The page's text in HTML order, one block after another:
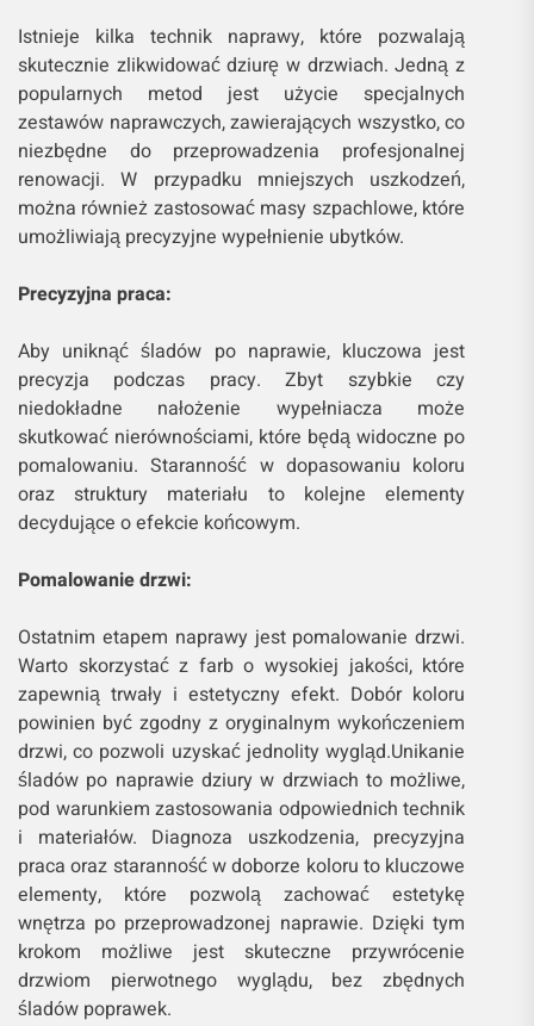
Istnieje kilka technik naprawy, które pozwalają
skutecznie zlikwidować dziurę w drzwiach. Jedną z
popularnych metod jest użycie specjalnych
zestawów naprawczych, zawierających wszystko, co
niezbędne do przeprowadzenia profesjonalnej
renowacji. W przypadku mniejszych uszkodzeń,
można również zastosować masy szpachlowe, które
umożliwiają precyzyjne wypełnienie ubytków.
Precyzyjna praca:
Aby uniknąć śladów po naprawie, kluczowa jest
precyzja podczas pracy. Zbyt szybkie czy
niedokładne nałożenie wypełniacza może
skutkować nierównościami, które będą widoczne po
pomalowaniu. Staranność w dopasowaniu koloru
oraz struktury materiału to kolejne elementy
decydujące o efekcie końcowym.
Pomalowanie drzwi:
Ostatnim etapem naprawy jest pomalowanie drzwi.
Warto skorzystać z farb o wysokiej jakości, które
zapewnią trwały i estetyczny efekt. Dobór koloru
powinien być zgodny z oryginalnym wykończeniem
drzwi, co pozwoli uzyskać jednolity wygląd.Unikanie
śladów po naprawie dziury w drzwiach to możliwe,
pod warunkiem zastosowania odpowiednich technik
i materiałów. Diagnoza uszkodzenia, precyzyjna
praca oraz staranność w doborze koloru to kluczowe
elementy, które pozwolą zachować estetykę
wnętrza po przeprowadzonej naprawie. Dzięki tym
krokom możliwe jest skuteczne przywrócenie
drzwiom pierwotnego wyglądu, bez zbędnych
śladów poprawek.